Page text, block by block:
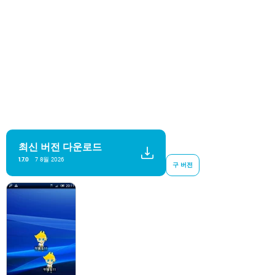
최신 버전 다운로드
1.7.0 7 8월 2026
구 버전